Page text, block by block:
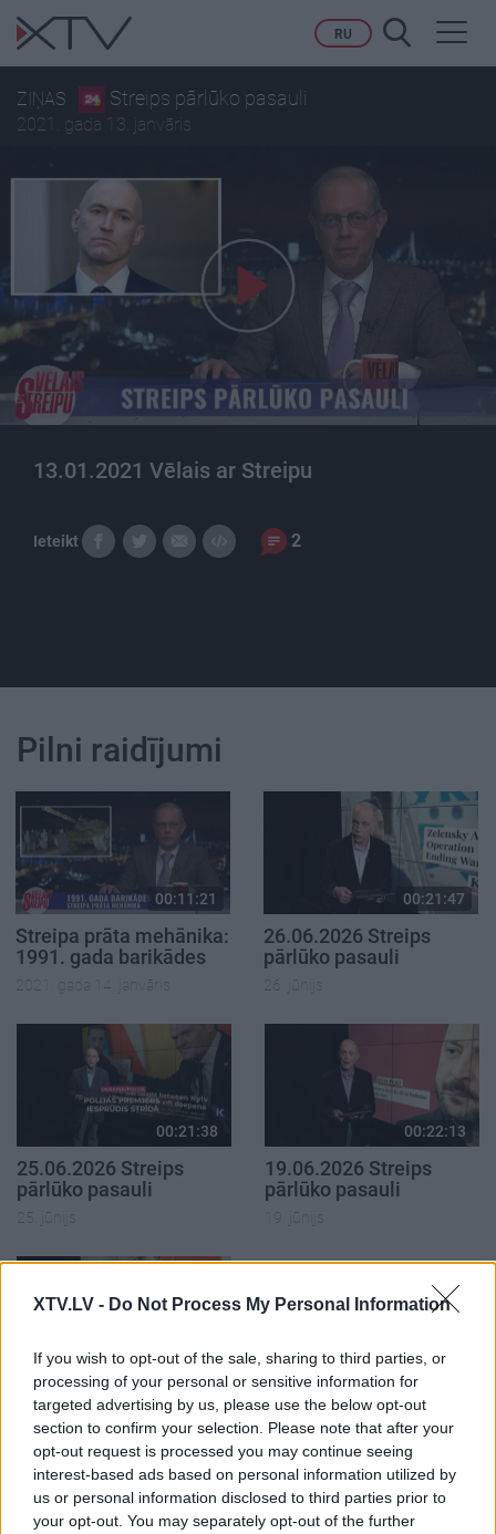
XTV.LV - Do Not Process My Personal Information
If you wish to opt-out of the sale, sharing to third parties, or
processing of your personal or sensitive information for
targeted advertising by us, please use the below opt-out
section to confirm your selection. Please note that after your
opt-out request is processed you may continue seeing
interest-based ads based on personal information utilized by
us or personal information disclosed to third parties prior to
your opt-out. You may separately opt-out of the further
RU
ZIŅAS Streips pārlūko pasauli
2021. gada 13. janvāris
13.01.2021 Vēlais ar Streipu
Ieteikt 2
Pilni raidījumi
00:11:21
Streipa prāta mehānika:
1991. gada barikādes
2021. gada 14. janvāris
00:21:47
26.06.2026 Streips
pārlūko pasauli
26. jūnijs
00:21:38
25.06.2026 Streips
pārlūko pasauli
25. jūnijs
00:22:13
19.06.2026 Streips
pārlūko pasauli
19. jūnijs
00:21:51
18.06.2026 Streips
pārlūko pasauli
18. jūnijs